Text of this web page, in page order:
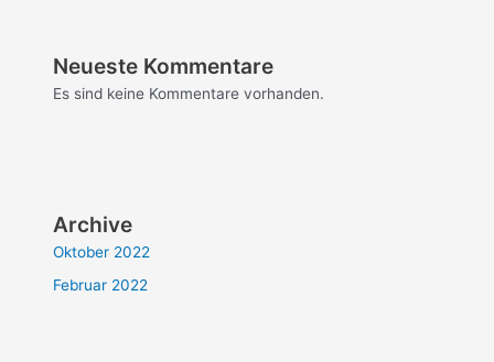
Neueste Kommentare
Es sind keine Kommentare vorhanden.
Archive
Oktober 2022
Februar 2022